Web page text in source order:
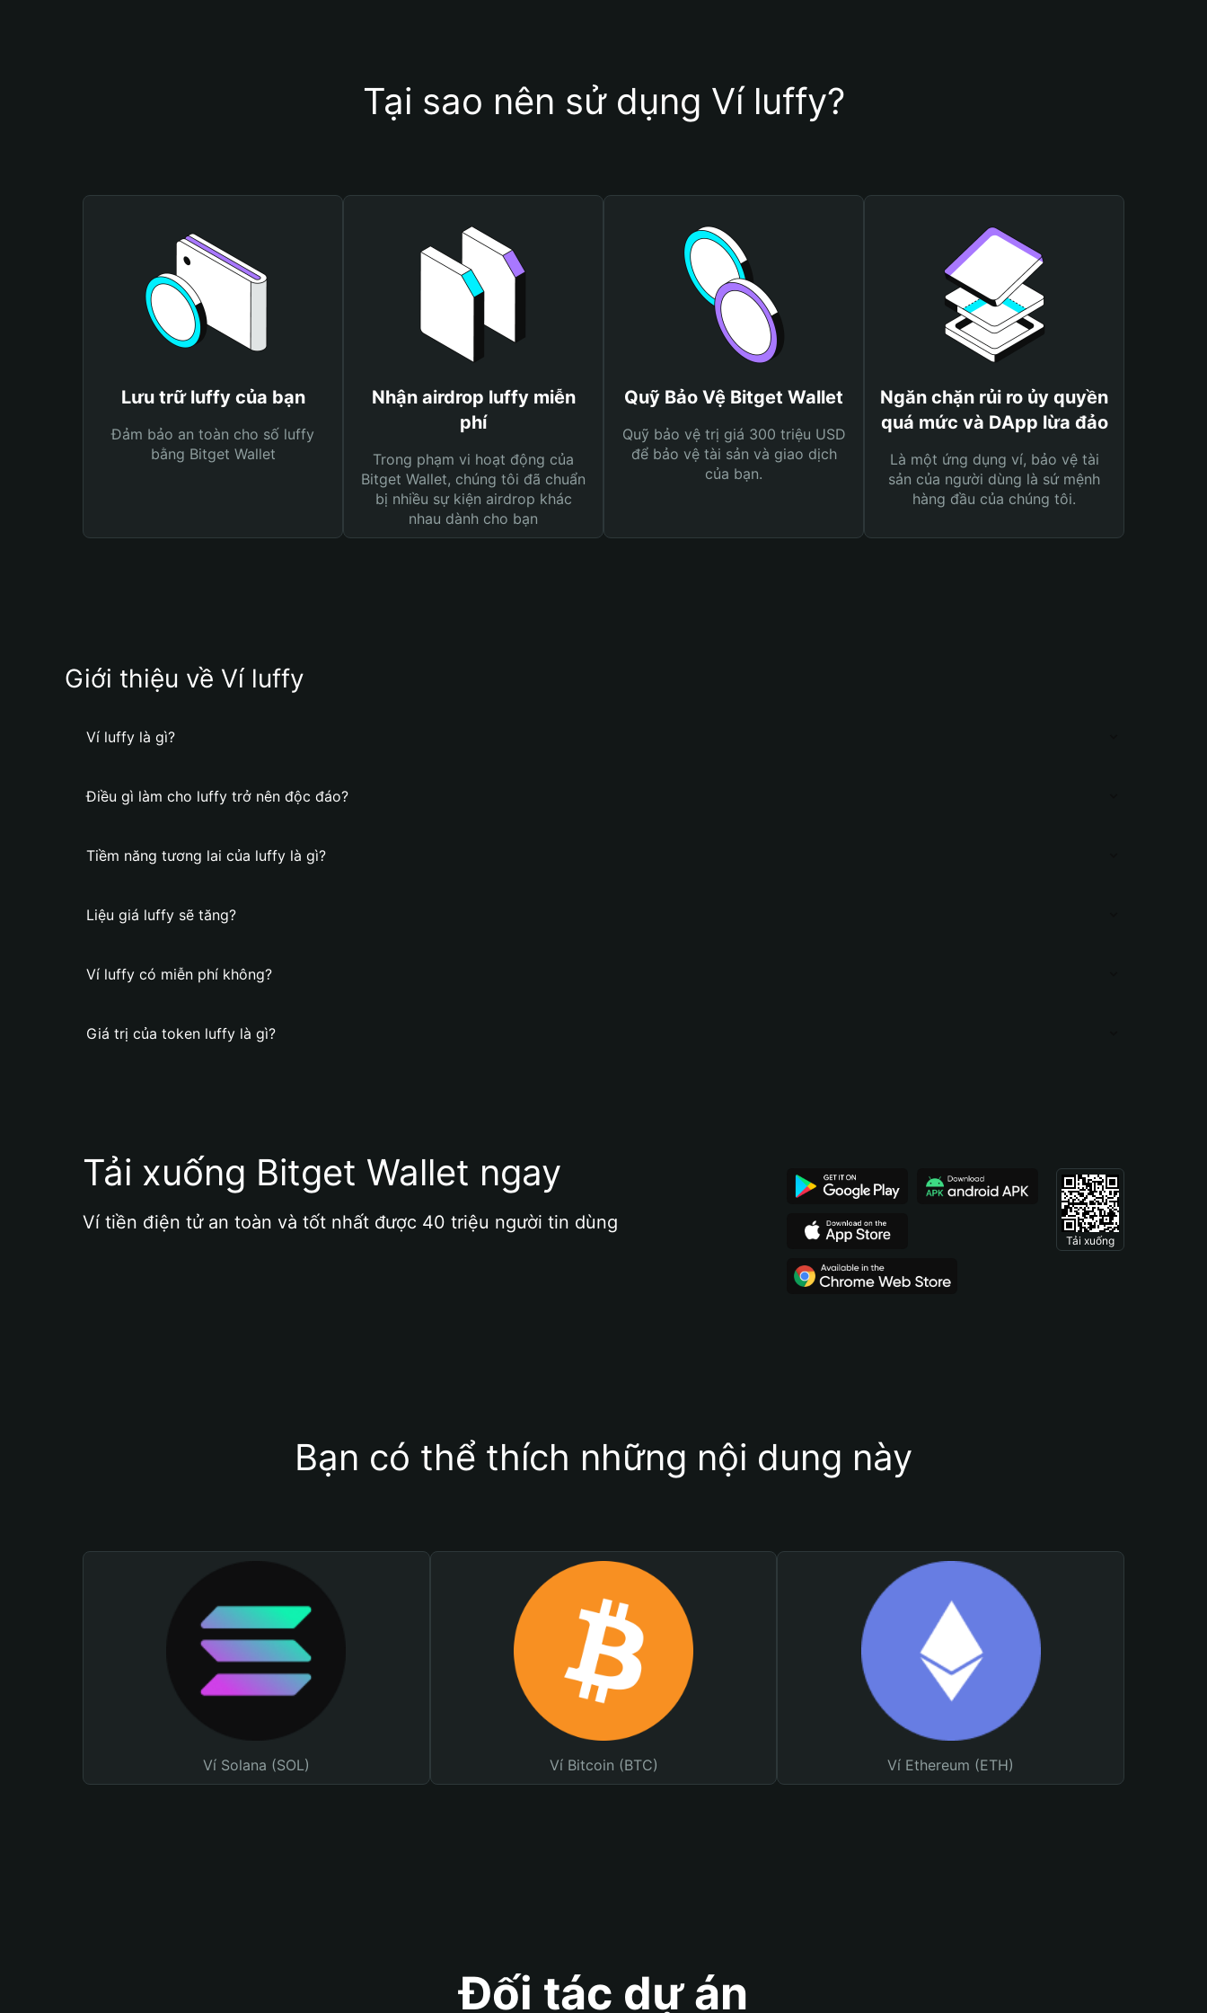
Tại sao nên sử dụng Ví luffy?
Lưu trữ luffy của bạn
Đảm bảo an toàn cho số luffy
bằng Bitget Wallet
Nhận airdrop luffy miễn
phí
Trong phạm vi hoạt động của
Bitget Wallet, chúng tôi đã chuẩn
bị nhiều sự kiện airdrop khác
nhau dành cho bạn
Quỹ Bảo Vệ Bitget Wallet
Quỹ bảo vệ trị giá 300 triệu USD
để bảo vệ tài sản và giao dịch
của bạn.
Ngăn chặn rủi ro ủy quyền
quá mức và DApp lừa đảo
Là một ứng dụng ví, bảo vệ tài
sản của người dùng là sứ mệnh
hàng đầu của chúng tôi.
Giới thiệu về Ví luffy
Ví luffy là gì?
Điều gì làm cho luffy trở nên độc đáo?
Tiềm năng tương lai của luffy là gì?
Liệu giá luffy sẽ tăng?
Ví luffy có miễn phí không?
Giá trị của token luffy là gì?
Tải xuống Bitget Wallet ngay
Ví tiền điện tử an toàn và tốt nhất được 40 triệu người tin dùng
Tải xuống
Bạn có thể thích những nội dung này
Ví Solana (SOL) Ví Bitcoin (BTC) Ví Ethereum (ETH)
Đối tác dự án